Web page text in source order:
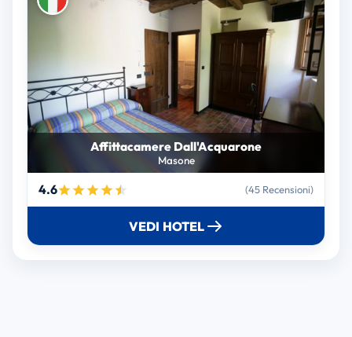
Affittacamere Dall'Acquarone
Masone
4.6 (45 Recensioni)
VEDI HOTEL